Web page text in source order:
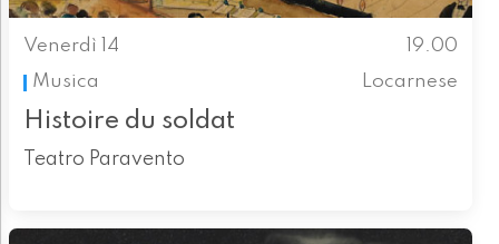
Venerdì 14
19.00
Musica
Locarnese
Histoire du soldat
Teatro Paravento